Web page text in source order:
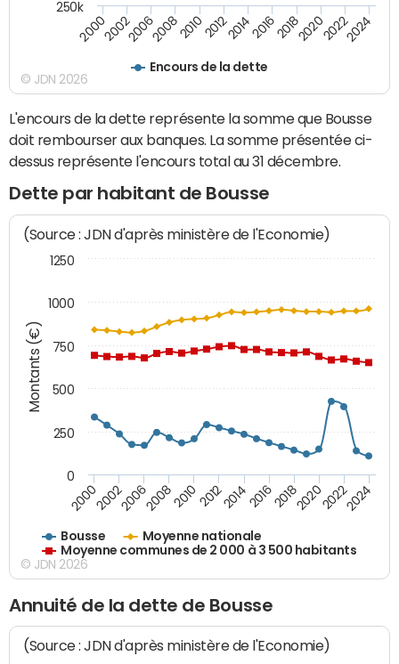
Encours de la dette
200020022006200820102012201420162018202020222024
250k
© JDN 2026
L'encours de la dette représente la somme que Bousse
doit rembourser aux banques. La somme présentée ci-
dessus représente l'encours total au 31 décembre.
Dette par habitant de Bousse
Montants (€)
(Source : JDN d'après ministère de l'Economie)
Bousse
Moyenne nationale
Moyenne communes de 2 000 à 3 500 habitants
200020022006200820102012201420162018202020222024
0
250
500
750
1000
1250
© JDN 2026
Annuité de la dette de Bousse
(Source : JDN d'après ministère de l'Economie)